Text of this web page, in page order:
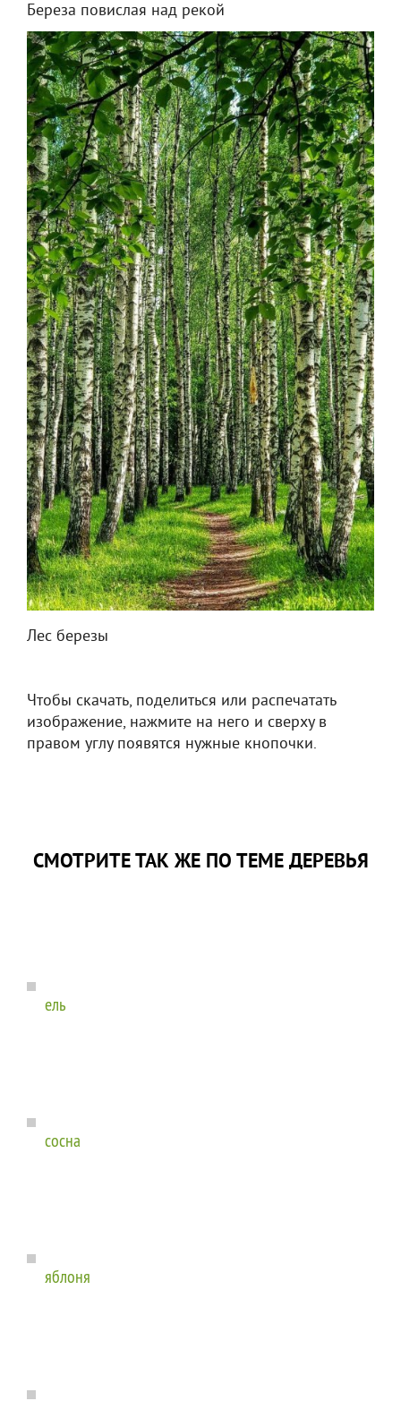
Береза повислая над рекой
Лес березы
Чтобы скачать, поделиться или распечатать
изображение, нажмите на него и сверху в
правом углу появятся нужные кнопочки.
СМОТРИТЕ ТАК ЖЕ ПО ТЕМЕ ДЕРЕВЬЯ
ель
сосна
яблоня